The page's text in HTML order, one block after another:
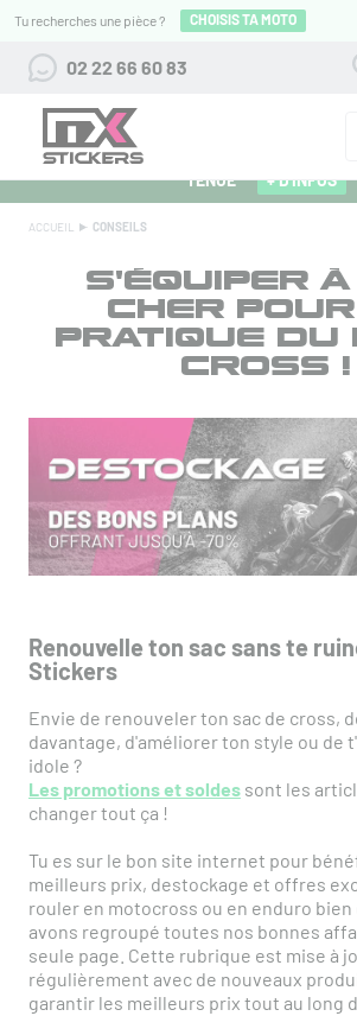
Tu recherches une pièce ? CHOISIS TA MOTO
02 22 66 60 83
ALPINESTARS 27 : FLOCAGE OFFERT
TENUE
+ D'INFOS
ACCUEIL CONSEILS
S'ÉQUIPER À
CHER
PRATIQUE DU
CROSS !
Renouvelle ton sac sans te
Stickers
Envie de renouveler ton sac de cross,
davantage, d'améliorer ton style ou de
idole ?
Les promotions et soldessont les
changer tout ça !
Tu es sur le bon site internet pour
meilleurs prix, destockage et offres
rouler en motocross ou en enduro bien
avons regroupé toutes nos bonnes
seule page. Cette rubrique est mise à
régulièrement avec de nouveaux
garantir les meilleurs prix tout au long